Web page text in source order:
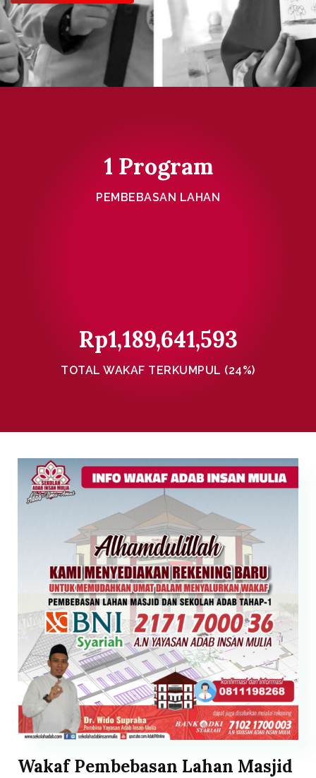
1 Program
PEMBEBASAN LAHAN
Rp1,189,641,593
TOTAL WAKAF TERKUMPUL (24%)
Wakaf Pembebasan Lahan Masjid